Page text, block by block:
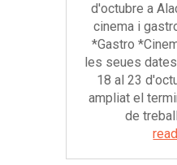
d'octubre a
cinema i
*Gastro
les seues
18 al 23
ampliat el
de